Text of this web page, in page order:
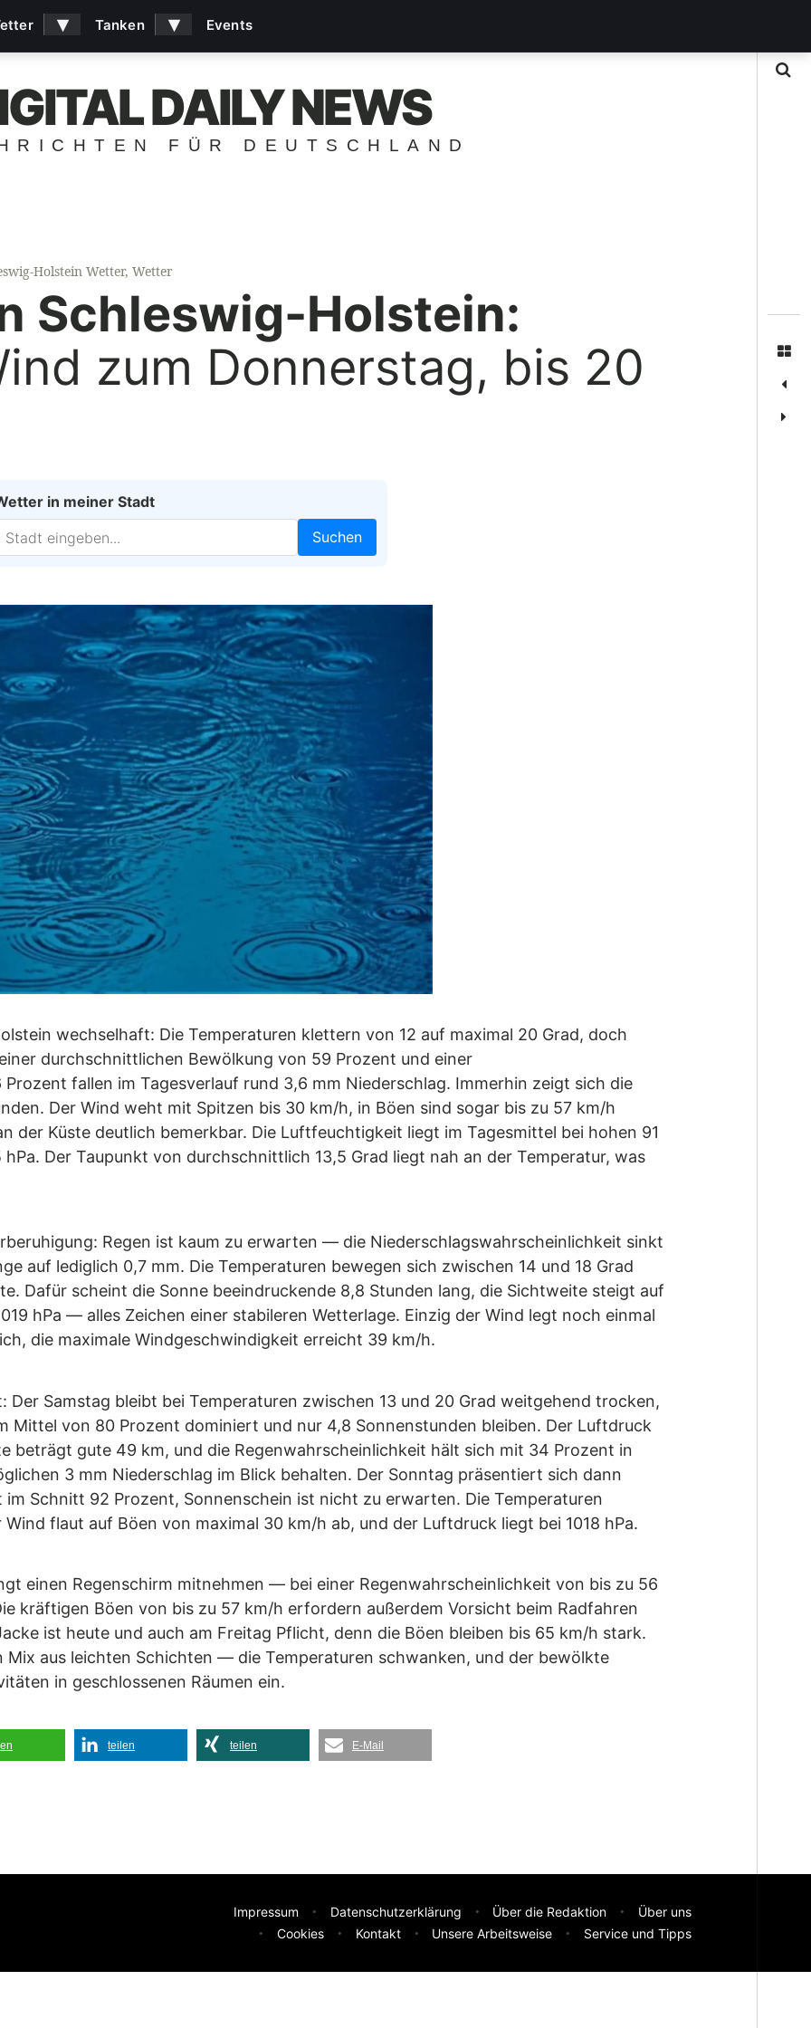
DAILY NEWS
FÜR DEUTSCHLAND
Holstein Wetter, Wetter
Schleswig-Holstein:
zum Donnerstag, bis 20
in meiner Stadt
Suchen
wechselhaft: Die Temperaturen klettern von 12 auf maximal 20 Grad, doch
durchschnittlichen Bewölkung von 59 Prozent und einer
fallen im Tagesverlauf rund 3,6 mm Niederschlag. Immerhin zeigt sich die
Der Wind weht mit Spitzen bis 30 km/h, in Böen sind sogar bis zu 57 km/h
der Küste deutlich bemerkbar. Die Luftfeuchtigkeit liegt im Tagesmittel bei hohen 91
Der Taupunkt von durchschnittlich 13,5 Grad liegt nah an der Temperatur, was
Regen ist kaum zu erwarten — die Niederschlagswahrscheinlichkeit sinkt
auf lediglich 0,7 mm. Die Temperaturen bewegen sich zwischen 14 und 18 Grad
Dafür scheint die Sonne beeindruckende 8,8 Stunden lang, die Sichtweite steigt auf
hPa — alles Zeichen einer stabileren Wetterlage. Einzig der Wind legt noch einmal
die maximale Windgeschwindigkeit erreicht 39 km/h.
Der Samstag bleibt bei Temperaturen zwischen 13 und 20 Grad weitgehend trocken,
Mittel von 80 Prozent dominiert und nur 4,8 Sonnenstunden bleiben. Der Luftdruck
beträgt gute 49 km, und die Regenwahrscheinlichkeit hält sich mit 34 Prozent in
3 mm Niederschlag im Blick behalten. Der Sonntag präsentiert sich dann
Schnitt 92 Prozent, Sonnenschein ist nicht zu erwarten. Die Temperaturen
flaut auf Böen von maximal 30 km/h ab, und der Luftdruck liegt bei 1018 hPa.
einen Regenschirm mitnehmen — bei einer Regenwahrscheinlichkeit von bis zu 56
kräftigen Böen von bis zu 57 km/h erfordern außerdem Vorsicht beim Radfahren
ist heute und auch am Freitag Pflicht, denn die Böen bleiben bis 65 km/h stark.
Mix aus leichten Schichten — die Temperaturen schwanken, und der bewölkte
in geschlossenen Räumen ein.
teilen teilen E-Mail
Impressum Datenschutzerklärung Über die Redaktion
Über uns
Cookies
Kontakt Unsere Arbeitsweise Service und Tipps
▾ Tanken ▾ Events